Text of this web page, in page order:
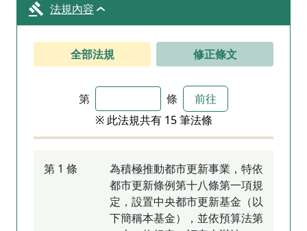
法規內容
全部法規 修正條文
第 條
前往
※ 此法規共有 15 筆法條
第 1 條
為積極推動都市更新事業，特依
都市更新條例第十八條第一項規
定，設置中央都市更新基金（以
下簡稱本基金），並依預算法第